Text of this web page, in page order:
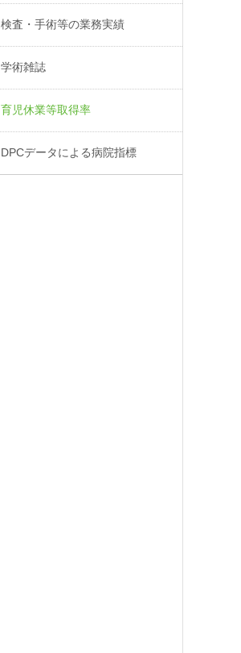
検査・手術等の業務実績
学術雑誌
育児休業等取得率
DPCデータによる病院指標